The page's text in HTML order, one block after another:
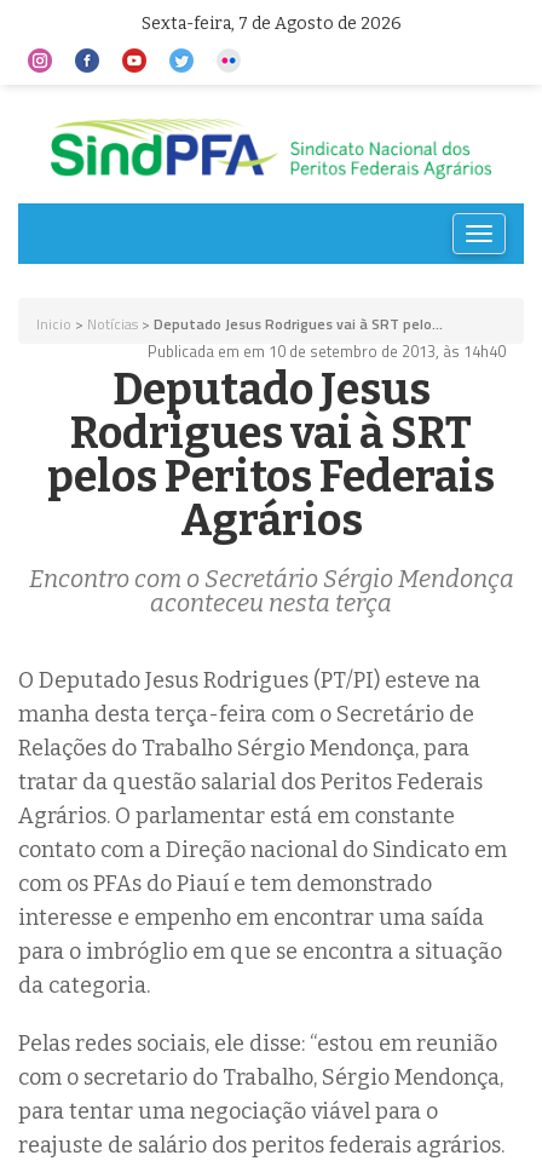
Sexta-feira, 7 de Agosto de 2026
Toggle
Inicio > Notícias > Deputado Jesus Rodrigues vai à SRT pelo...
Publicada em em 10 de setembro de 2013, às 14h40
Deputado Jesus
Rodrigues vai à SRT
pelos Peritos Federais
Agrários
Encontro com o Secretário Sérgio Mendonça
aconteceu nesta terça
O Deputado Jesus Rodrigues (PT/PI) esteve na
manha desta terça-feira com o Secretário de
Relações do Trabalho Sérgio Mendonça, para
tratar da questão salarial dos Peritos Federais
Agrários. O parlamentar está em constante
contato com a Direção nacional do Sindicato em
com os PFAs do Piauí e tem demonstrado
interesse e empenho em encontrar uma saída
para o imbróglio em que se encontra a situação
da categoria.
Pelas redes sociais, ele disse: “estou em reunião
com o secretario do Trabalho, Sérgio Mendonça,
para tentar uma negociação viável para o
reajuste de salário dos peritos federais agrários.